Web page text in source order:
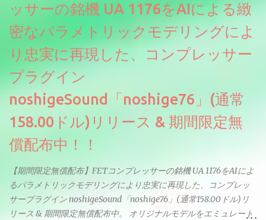
ッサーの銘機 UA 1176をAIによる緻
密なパラメトリックモデリングによ
り忠実に再現した、コンプレッサー
プラグイン
noshigeSound「noshige76」(通常
158.00ドル)リリース & 期間限定無
償配布中！！
【期間限定無償配布】FETコンプレッサーの銘機 UA 1176をAIによ
るパラメトリックモデリングにより忠実に再現した、コンプレッ
サープラグイン noshigeSound「noshige76」(通常158.00ドル)リ
リース & 期間限定無償配布中。 オリジナルモデルをエミュレート